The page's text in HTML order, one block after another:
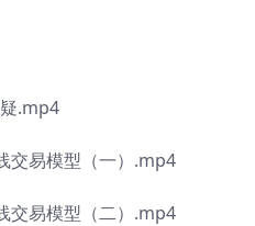
.mp4
交易模型（一）.mp4
交易模型（二）.mp4